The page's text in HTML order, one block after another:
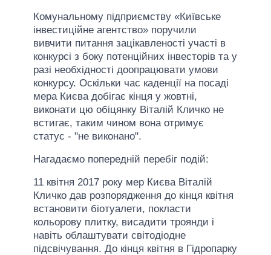
Комунальному підприємству «Київське
інвестиційне агентство» поручили
вивчити питання зацікавленості участі в
конкурсі з боку потенційних інвесторів та у
разі необхідності доопрацювати умови
конкурсу. Оскільки час каденції на посаді
мера Києва добігає кінця у жовтні,
виконати цю обіцянку Віталій Кличко не
встигає, таким чином вона отримує
статус - "не виконано".
Нагадаємо попередній перебіг подій:
11 квітня 2017 року мер Києва Віталій
Кличко дав розпорядження до кінця квітня
встановити біотуалети, покласти
кольорову плитку, висадити троянди і
навіть облаштувати світодіодне
підсвічування. До кінця квітня в Гідропарку